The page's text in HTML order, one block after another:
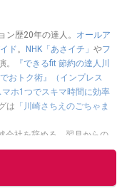
ン歴20年の達人。 オールア
ド。 NHK「あさイチ」 やフ
。
『できるfit 節約の達人川
おトク術』（インプレス
マホ1つでスキマ時間に効率
は 「川崎さちえのごちゃま
会社を辞める。翌月からの
時間でできるオークション
、まずは落札者として参